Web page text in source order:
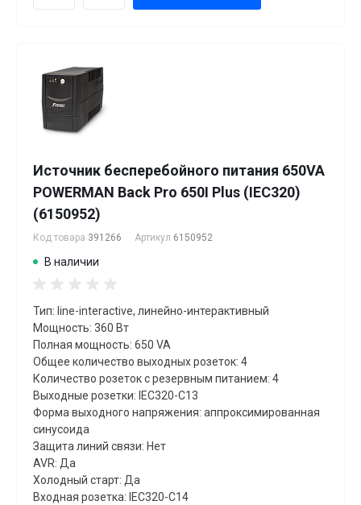
Источник бесперебойного питания 650VA
POWERMAN Back Pro 650I Plus (IEC320)
(6150952)
Код товара 391266 Артикул 6150952
В наличии
Тип: line-interactive, линейно-интерактивный
Мощность: 360 Вт
Полная мощность: 650 VA
Общее количество выходных розеток: 4
Количество розеток с резервным питанием: 4
Выходные розетки: IEC320-C13
Форма выходного напряжения: аппроксимированная
синусоида
Защита линий связи: Нет
AVR: Да
Холодный старт: Да
Входная розетка: IEC320-C14